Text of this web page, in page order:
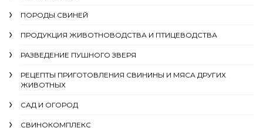
ПОРОДЫ СВИНЕЙ
ПРОДУКЦИЯ ЖИВОТНОВОДСТВА И ПТИЦЕВОДСТВА
РАЗВЕДЕНИЕ ПУШНОГО ЗВЕРЯ
РЕЦЕПТЫ ПРИГОТОВЛЕНИЯ СВИНИНЫ И МЯСА ДРУГИХ
ЖИВОТНЫХ
САД И ОГОРОД
СВИНОКОМПЛЕКС